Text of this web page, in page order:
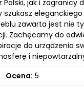
jak i zagranicy
zawarta jest nie
Zachęcamy do
do urządzenia
i
Ocena: 5